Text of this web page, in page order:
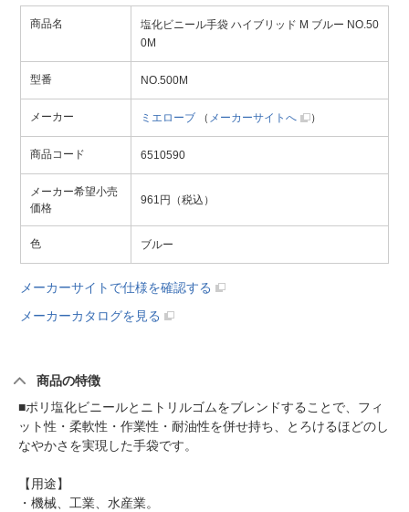
商品名
塩化ビニール手袋 ハイブリッド M ブルー NO.50
0M
型番 NO.500M
メーカー ミエローブ （ メーカーサイトへ ）
商品コード 6510590
メーカー希望小売
価格
961円（税込）
色 ブルー
メーカーサイトで仕様を確認する
メーカーカタログを見る
商品の特徴
■ポリ塩化ビニールとニトリルゴムをブレンドすることで、フィ
ット性・柔軟性・作業性・耐油性を併せ持ち、とろけるほどのし
なやかさを実現した手袋です。
【用途】
・機械、工業、水産業。